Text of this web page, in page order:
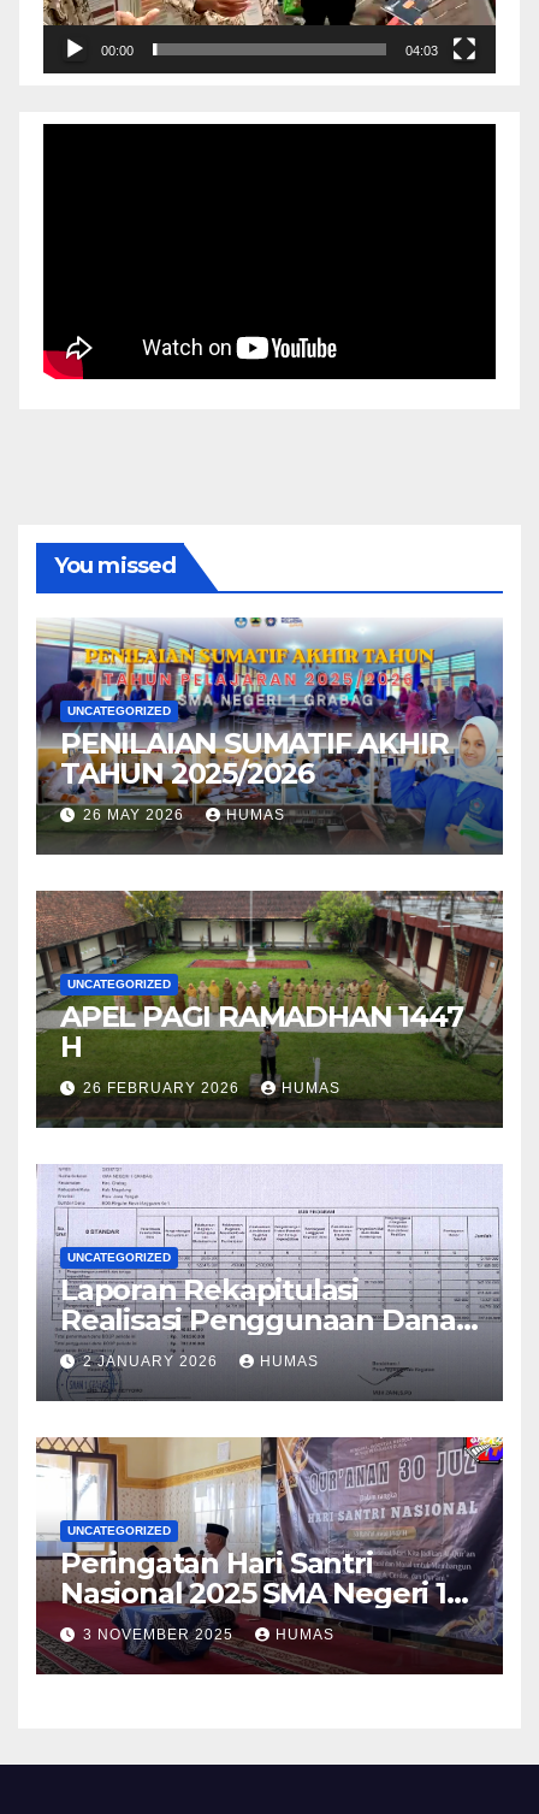
00:00 04:03
You missed
UNCATEGORIZED
PENILAIAN SUMATIF AKHIR
TAHUN 2025/2026
26 MAY 2026 HUMAS
UNCATEGORIZED
APEL PAGI RAMADHAN 1447
H
26 FEBRUARY 2026 HUMAS
UNCATEGORIZED
Laporan Rekapitulasi
Realisasi Penggunaan Dana
BOS Reguler Tahap 2 Tahun
2025
2 JANUARY 2026 HUMAS
UNCATEGORIZED
Peringatan Hari Santri
Nasional 2025 SMA Negeri 1
Grabag
3 NOVEMBER 2025 HUMAS